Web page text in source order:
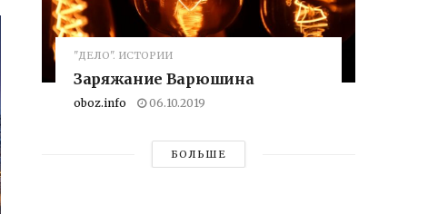
"ДЕЛО". ИСТОРИИ
Заряжание Варюшина
oboz.info 06.10.2019
БОЛЬШЕ